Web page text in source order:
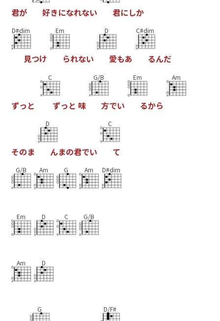
君が 好きになれない 君にしか
D#dim
見つけ
Em
られない
D
愛もあ
C#dim
るんだ
ずっ と
C
ずっ と 味
G/B
方でい
Em
るから
Am
そのま
D
んまの君でい
C
て
G/B Am G Am D#dim
Em D C G/B
Am D
G D/F#